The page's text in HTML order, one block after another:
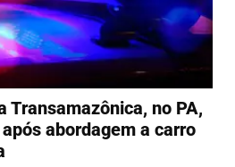
Transamazônica, no PA,
abordagem a carro